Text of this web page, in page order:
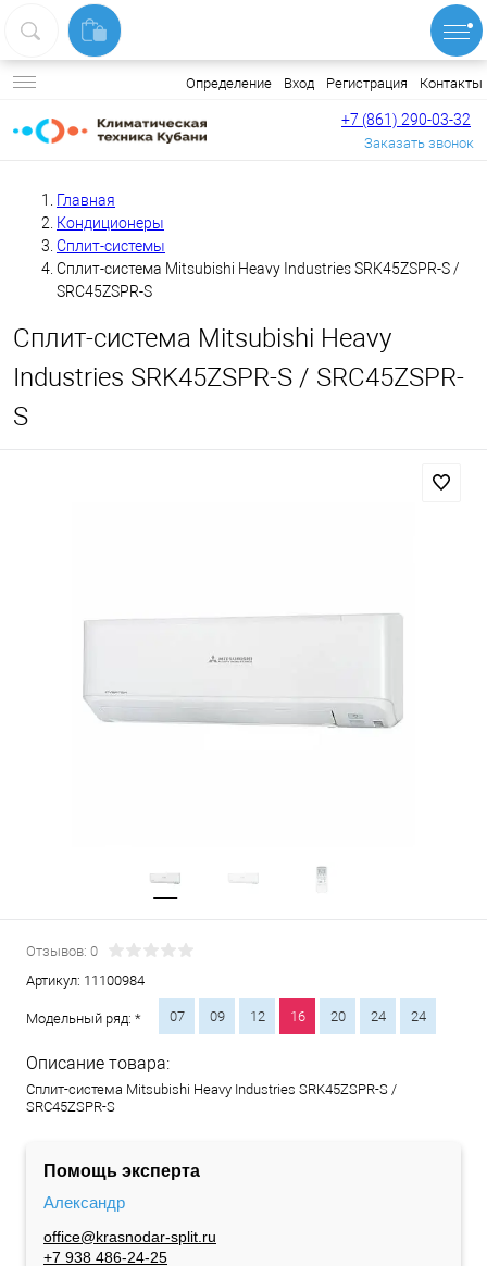
Определение Вход Регистрация Контакты
+7 (861) 290-03-32
Заказать звонок
Главная
Кондиционеры
Сплит-системы
Сплит-система Mitsubishi Heavy Industries SRK45ZSPR-S /
SRC45ZSPR-S
Сплит-система Mitsubishi Heavy
Industries SRK45ZSPR-S / SRC45ZSPR-
S
Отзывов: 0
Артикул: 11100984
Модельный ряд: * 07 09 12 16 20 24 24
Описание товара:
Сплит-система Mitsubishi Heavy Industries SRK45ZSPR-S /
SRC45ZSPR-S
Помощь эксперта
Александр
office@krasnodar-split.ru
+7 938 486-24-25